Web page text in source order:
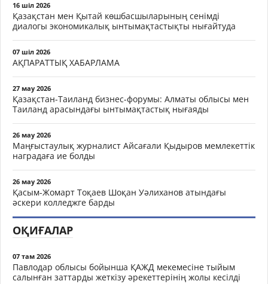
16 шіл 2026
Қазақстан мен Қытай көшбасшыларының сенімді
диалогы экономикалық ынтымақтастықты нығайтуда
07 шіл 2026
АҚПАРАТТЫҚ ХАБАРЛАМА
27 мау 2026
Қазақстан-Таиланд бизнес-форумы: Алматы облысы мен
Таиланд арасындағы ынтымақтастық нығаяды
26 мау 2026
Маңғыстаулық журналист Айсағали Қыдыров мемлекеттік
наградаға ие болды
26 мау 2026
Қасым-Жомарт Тоқаев Шоқан Уәлиханов атындағы
әскери колледжге барды
ОҚИҒАЛАР
07 там 2026
Павлодар облысы бойынша ҚАЖД мекемесіне тыйым
салынған заттарды жеткізу әрекеттерінің жолы кесілді